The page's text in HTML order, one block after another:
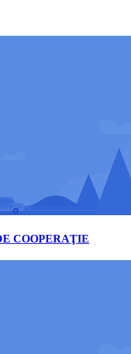
COOPERAŢIE